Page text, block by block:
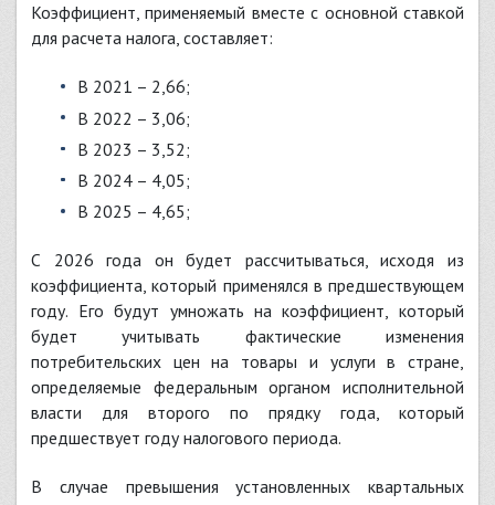
Коэффициент, применяемый вместе с основной ставкой
для расчета налога, составляет:
в 2021 – 2,66;
в 2022 – 3,06;
в 2023 – 3,52;
в 2024 – 4,05;
в 2025 – 4,65;
С 2026 года он будет рассчитываться, исходя из
коэффициента, который применялся в предшествующем
году. Его будут умножать на коэффициент, который
будет учитывать фактические изменения
потребительских цен на товары и услуги в стране,
определяемые федеральным органом исполнительной
власти для второго по прядку года, который
предшествует году налогового периода.
В случае превышения установленных квартальных